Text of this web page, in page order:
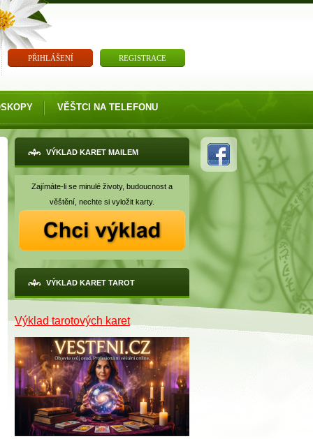
PŘIHLÁŠENÍ REGISTRACE
VĚŠTCI NA TELEFONU
VÝKLAD KARET MAILEM
Zajímáte-li se minulé životy, budoucnost a
věštění, nechte si vyložit karty.
VÝKLAD KARET TAROT
Výklad tarotových karet